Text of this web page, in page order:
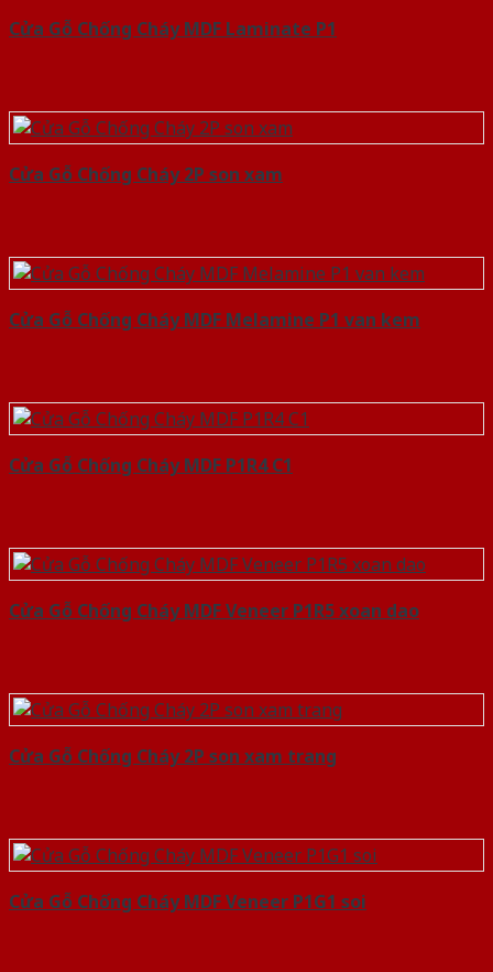
Cửa Gỗ Chống Cháy MDF Laminate P1
Cửa Gỗ Chống Cháy 2P son xam
Cửa Gỗ Chống Cháy MDF Melamine P1 van kem
Cửa Gỗ Chống Cháy MDF P1R4 C1
Cửa Gỗ Chống Cháy MDF Veneer P1R5 xoan dao
Cửa Gỗ Chống Cháy 2P son xam trang
Cửa Gỗ Chống Cháy MDF Veneer P1G1 soi